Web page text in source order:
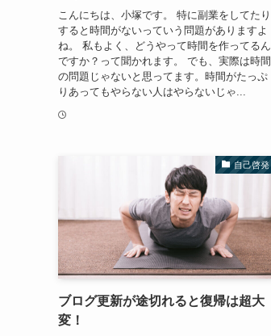
こんにちは、小塚です。 特に副業をしてたり
すると時間がないっていう問題がありますよ
ね。 私もよく、どうやって時間を作ってるん
ですか？って聞かれます。 でも、実際は時間
の問題じゃないと思ってます。時間がたっぷ
りあってもやらない人はやらないじゃ...
自己啓発
ブログ更新が途切れると復帰は超大
変！